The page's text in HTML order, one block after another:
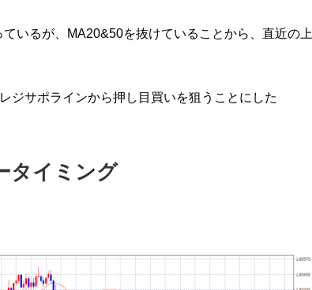
いるが、MA20&50を抜けていることから、直近の上
ジサポラインから押し目買いを狙うことにした
タイミング